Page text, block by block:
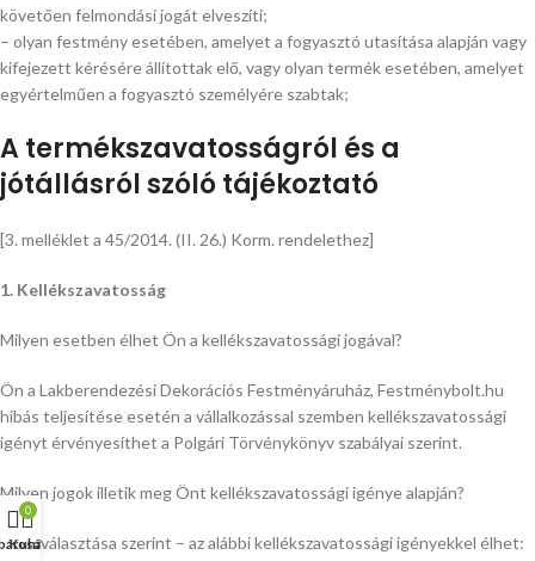
követően felmondási jogát elveszíti;
– olyan festmény esetében, amelyet a fogyasztó utasítása alapján vagy
kifejezett kérésére állítottak elő, vagy olyan termék esetében, amelyet
egyértelműen a fogyasztó személyére szabtak;
A termékszavatosságról és a
jótállásról szóló tájékoztató
[3. melléklet a 45/2014. (II. 26.) Korm. rendelethez]
1. Kellékszavatosság
Milyen esetben élhet Ön a kellékszavatossági jogával?
Ön a Lakberendezési Dekorációs Festményáruház, Festménybolt.hu
hibás teljesítése esetén a vállalkozással szemben kellékszavatossági
igényt érvényesíthet a Polgári Törvénykönyv szabályai szerint.
Milyen jogok illetik meg Önt kellékszavatossági igénye alapján?
Ön – választása szerint – az alábbi kellékszavatossági igényekkel élhet:
0
Kosár